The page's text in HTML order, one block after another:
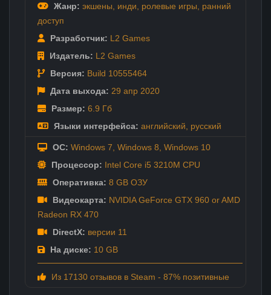
Жанр: экшены инди ролевые игры
ранний
доступ
Разработчик: L2 Games
Издатель: L2 Games
Версия: Build 10555464
Дата выхода: 29 апр 2020
Размер: 6.9 Гб
Языки интерфейса: английский русский
ОС: Windows 7, Windows 8, Windows 10
Процессор: Intel Core i5 3210M CPU
Оперативка: 8 GB ОЗУ
Видеокарта: NVIDIA GeForce GTX 960 or AMD
Radeon RX 470
DirectX: версии 11
На диске: 10 GB
Из 17130 отзывов в Steam - 87% позитивные